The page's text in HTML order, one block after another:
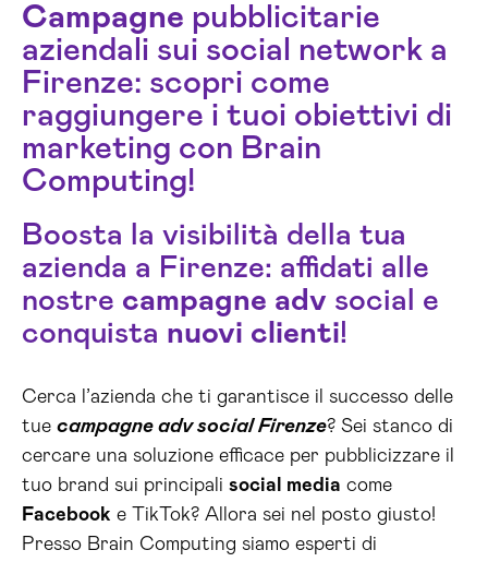
Campagne pubblicitarie
aziendali sui social network a
Firenze: scopri come
raggiungere i tuoi obiettivi di
marketing con Brain
Computing!
Boosta la visibilità della tua
azienda a Firenze: affidati alle
nostre campagne adv social e
conquista nuovi clienti!
Cerca l’azienda che ti garantisce il successo delle
tue campagne adv social Firenze? Sei stanco di
cercare una soluzione efficace per pubblicizzare il
tuo brand sui principali social media come
Facebook e TikTok? Allora sei nel posto giusto!
Presso Brain Computing siamo esperti di